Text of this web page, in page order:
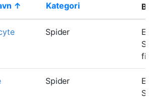
↑ Kategori
Spider
Et
Spider